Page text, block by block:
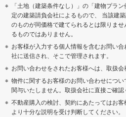
「土地（建築条件なし）」の「建物プラ
定の建築請負会社によるもので、 当該建
のものが同価格で建てられるとは限りま
るものではありません。
お客様が入力する個人情報を含むお問い
社に送信され、そこで管理されます。
お問い合わせをされたお客様へは、取扱会
物件に関するお客様のお問い合わせにつ
関与いたしません。取扱会社に直接ご確認
不動産購入の検討、契約にあたってはお
より十分な説明を受け判断してください。